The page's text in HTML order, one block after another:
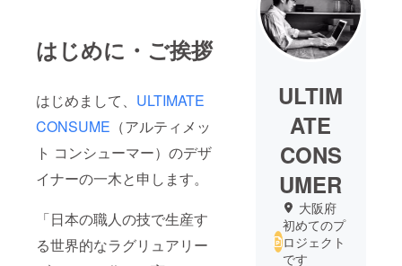
はじめに・ご挨拶
はじめまして、 ULTIMATE
CONSUME （アルティメッ
ト コンシューマー）のデザ
イナーの一木と申します。
「日本の職人の技で生産す
る世界的なラグリュアリー
ULTIM
ATE
CONS
UMER
大阪府
初めてのプ
ロジェクト
です